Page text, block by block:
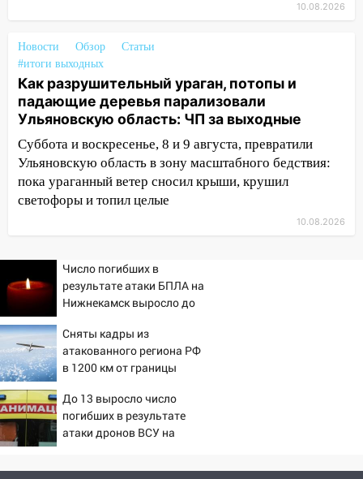
10:00
повредил кровли районного дома
культуры и школы
09:20 Момент падения дерева на
машину в Ульяновске попал на видео
09:16 Утро ульяновских водителей
началось с «глухой» пробки на старом
мосту
Соцсети: на Московском шоссе в
08:02
В Ульяновске во время
диспансеризации у 26-летнего парня
выявили онкологию
07:00
Прохладная ночь и ветреный
день: прогноз погоды в Ульяновске 10
августа
06:00
Как разрушительный ураган,
потопы и падающие деревья
парализовали Ульяновскую область: ЧП
за выходные
10.08.2026
Новости Обзор
Статьи
#итоги выходных
Как разрушительный ураган, потопы и
падающие деревья парализовали
Ульяновскую область: ЧП за выходные
Суббота и воскресенье, 8 и 9 августа, превратили
Ульяновскую область в зону масштабного бедствия:
пока ураганный ветер сносил крыши, крушил
светофоры и топил целые
10.08.2026
Число погибших в
результате атаки БПЛА на
Нижнекамск выросло до
Сняты кадры из
атакованного региона РФ
в 1200 км от границы
До 13 выросло число
погибших в результате
атаки дронов ВСУ на